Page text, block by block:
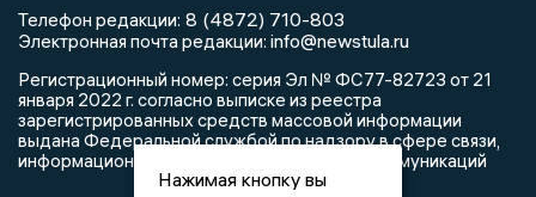
Телефон редакции: 8 (4872) 710-803
Электронная почта редакции: info@newstula.ru
Регистрационный номер: серия Эл № ФС77-82723 от 21
января 2022 г. согласно выписке из реестра
зарегистрированных средств массовой информации
выдана Федеральной службой по надзору в сфере связи,
информационных технологий и массовых коммуникаций
Нажимая кнопку вы